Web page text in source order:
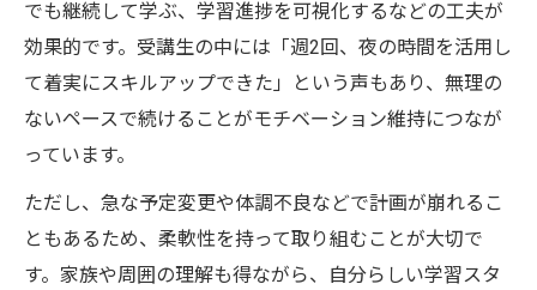
でも継続して学ぶ、学習進捗を可視化するなどの工夫が
効果的です。受講生の中には「週2回、夜の時間を活用し
て着実にスキルアップできた」という声もあり、無理の
ないペースで続けることがモチベーション維持につなが
っています。
ただし、急な予定変更や体調不良などで計画が崩れるこ
ともあるため、柔軟性を持って取り組むことが大切で
す。家族や周囲の理解も得ながら、自分らしい学習スタ